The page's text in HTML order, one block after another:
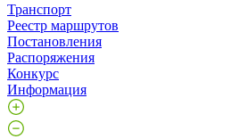
Транспорт
Реестр маршрутов
Постановления
Распоряжения
Конкурс
Информация